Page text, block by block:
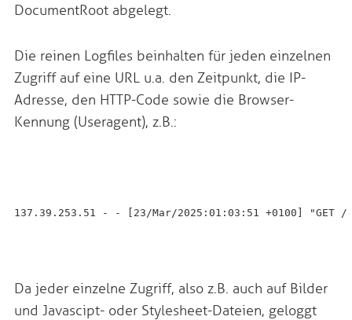
DocumentRoot abgelegt.
Die reinen Logfiles beinhalten für jeden einzelnen
Zugriff auf eine URL u.a. den Zeitpunkt, die IP-
Adresse, den HTTP-Code sowie die Browser-
Kennung (Useragent), z.B.:
137.39.253.51 - - [23/Mar/2025:01:03:51 +0100] "GET
Da jeder einzelne Zugriff, also z.B. auch auf Bilder
und Javascipt- oder Stylesheet-Dateien, geloggt